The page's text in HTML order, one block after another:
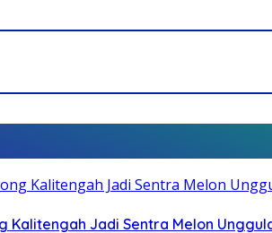
Kalitengah Jadi Sentra Melon